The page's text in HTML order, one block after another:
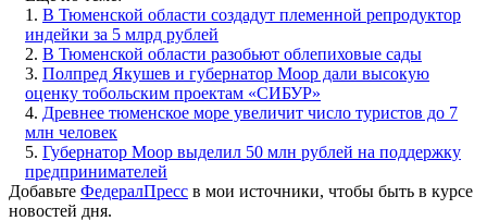
1. В Тюменской области создадут племенной репродуктор
индейки за 5 млрд рублей
2. В Тюменской области разобьют облепиховые сады
3. Полпред Якушев и губернатор Моор дали высокую
оценку тобольским проектам «СИБУР»
4. Древнее тюменское море увеличит число туристов до 7
млн человек
5. Губернатор Моор выделил 50 млн рублей на поддержку
предпринимателей
Добавьте ФедералПресс в мои источники, чтобы быть в курсе
новостей дня.